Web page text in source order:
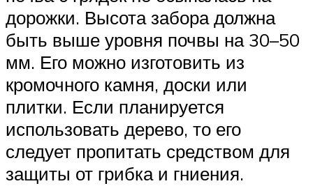
дорожки. Высота забора должна
быть выше уровня почвы на 30–50
мм. Его можно изготовить из
кромочного камня, доски или
плитки. Если планируется
использовать дерево, то его
следует пропитать средством для
защиты от грибка и гниения.